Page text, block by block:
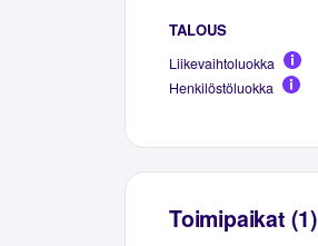
TALOUS
Liikevaihtoluokka
Henkilöstöluokka
Toimipaikat (1)